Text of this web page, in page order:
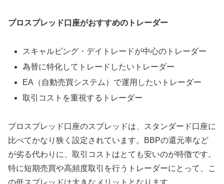
プロスプレッド口座がおすすめのトレーダー
スキャルピング・デイトレードが中心のトレーダー
為替に特化してトレードしたいトレーダー
EA（自動売買システム）で運用したいトレーダー
取引コストを重視するトレーダー
プロスプレッド口座のスプレッドは、スタンダード口座に
比べてかなり狭く設定されています。BBPの還元率など
が劣る代わりに、取引コストはとても安いのが特徴です。
特に短期売買や高頻度取引を行うトレーダーにとって、こ
の低スプレッドは大きなメリットとなります。